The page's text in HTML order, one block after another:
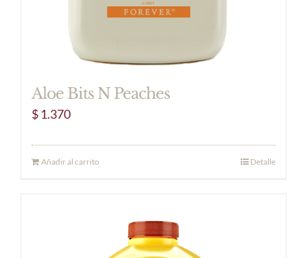
Aloe Bits N Peaches
$ 1.370
Añadir al carrito Detalle